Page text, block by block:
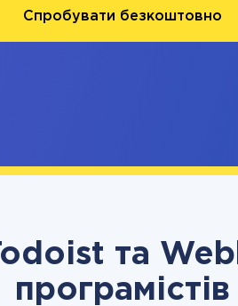
Спробувати безкоштовно
та
програмістів